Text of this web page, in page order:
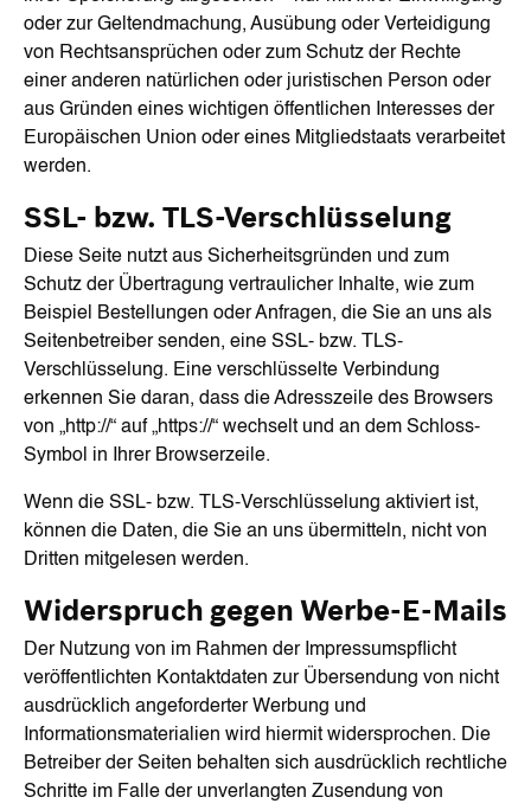
oder zur Geltendmachung, Ausübung oder Verteidigung
von Rechtsansprüchen oder zum Schutz der Rechte
einer anderen natürlichen oder juristischen Person oder
aus Gründen eines wichtigen öffentlichen Interesses der
Europäischen Union oder eines Mitgliedstaats verarbeitet
werden.
SSL- bzw. TLS-Verschlüsselung
Diese Seite nutzt aus Sicherheitsgründen und zum
Schutz der Übertragung vertraulicher Inhalte, wie zum
Beispiel Bestellungen oder Anfragen, die Sie an uns als
Seitenbetreiber senden, eine SSL- bzw. TLS-
Verschlüsselung. Eine verschlüsselte Verbindung
erkennen Sie daran, dass die Adresszeile des Browsers
von „http://“ auf „https://“ wechselt und an dem Schloss-
Symbol in Ihrer Browserzeile.
Wenn die SSL- bzw. TLS-Verschlüsselung aktiviert ist,
können die Daten, die Sie an uns übermitteln, nicht von
Dritten mitgelesen werden.
Widerspruch gegen Werbe-E-Mails
Der Nutzung von im Rahmen der Impressumspflicht
veröffentlichten Kontaktdaten zur Übersendung von nicht
ausdrücklich angeforderter Werbung und
Informationsmaterialien wird hiermit widersprochen. Die
Betreiber der Seiten behalten sich ausdrücklich rechtliche
Schritte im Falle der unverlangten Zusendung von